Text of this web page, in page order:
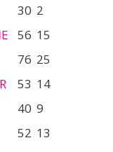
30 2
56 15
76 25
53 14
40 9
52 13